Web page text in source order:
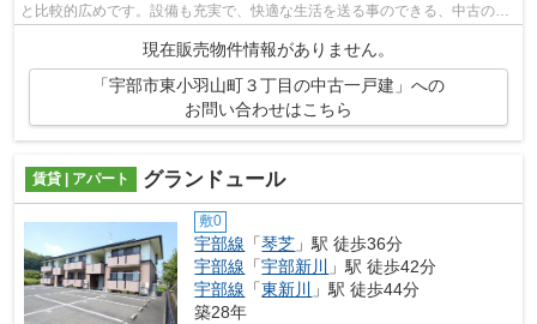
と比較的広めです。設備も充実で、快適な生活を送る事のできる、中古の戸
建て物件。好条件で快適な住み心地の1,...
現在販売物件情報がありません。
「宇部市東小羽山町３丁目の中古一戸建」への
お問い合わせはこちら
賃貸 | アパート グランドュール
敷0
宇部線 「琴芝 」駅 徒歩36分
宇部線 「宇部新川
」駅 徒歩42分
宇部線 「東新川
」駅 徒歩44分
築28年